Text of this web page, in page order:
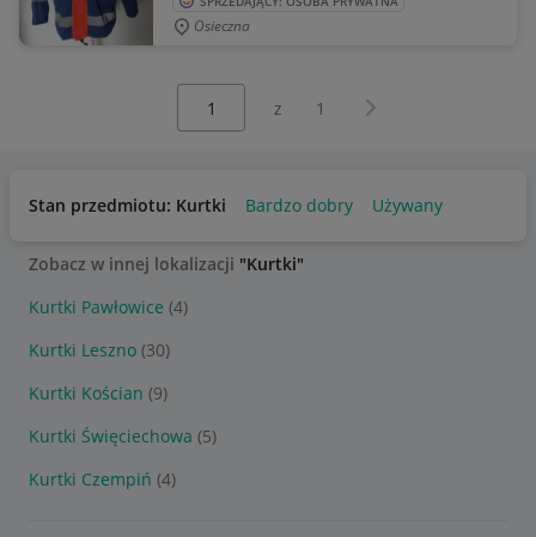
Osieczna
z 1 Następna strona
Stan przedmiotu: Kurtki Bardzo dobry Używany
Zobacz w innej lokalizacji "Kurtki"
Kurtki Pawłowice (4)
Kurtki Leszno (30)
Kurtki Kościan (9)
Kurtki Święciechowa (5)
Kurtki Czempiń (4)